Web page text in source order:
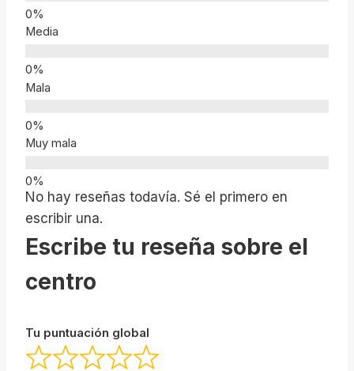
Media
Mala
Muy mala
No hay reseñas todavía. Sé el primero en
escribir una.
Escribe tu reseña sobre el
centro
Tu puntuación global